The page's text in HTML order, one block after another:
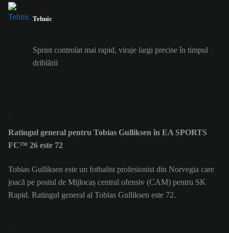
Tehnic
Sprint controlat mai rapid, viraje largi precise în timpul
driblării
Ratingul general pentru Tobias Gulliksen în EA SPORTS
FC™ 26 este 72
Tobias Gulliksen este un fotbalist profesionist din Norvegia care
joacă pe postul de Mijlocaș central ofensiv (CAM) pentru SK
Rapid. Ratingul general al Tobias Gulliksen este 72.